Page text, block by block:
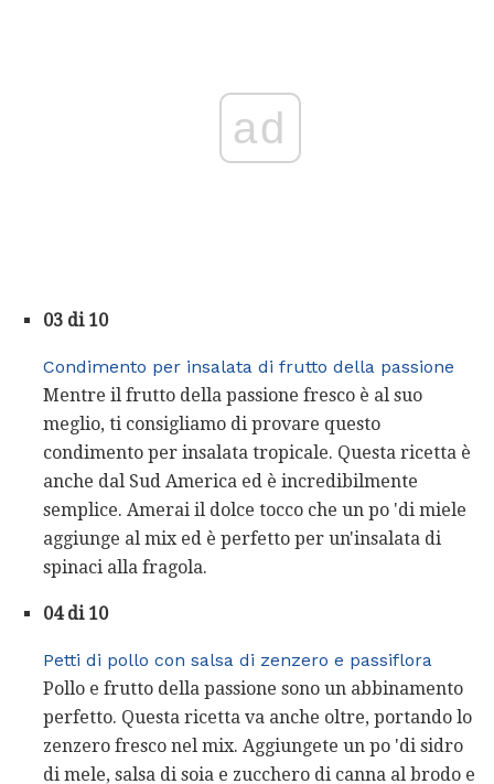
ad
03 di 10
Condimento per insalata di frutto della passione
Mentre il frutto della passione fresco è al suo
meglio, ti consigliamo di provare questo
condimento per insalata tropicale. Questa ricetta è
anche dal Sud America ed è incredibilmente
semplice. Amerai il dolce tocco che un po 'di miele
aggiunge al mix ed è perfetto per un'insalata di
spinaci alla fragola.
04 di 10
Petti di pollo con salsa di zenzero e passiflora
Pollo e frutto della passione sono un abbinamento
perfetto. Questa ricetta va anche oltre, portando lo
zenzero fresco nel mix. Aggiungete un po 'di sidro
di mele, salsa di soia e zucchero di canna al brodo e